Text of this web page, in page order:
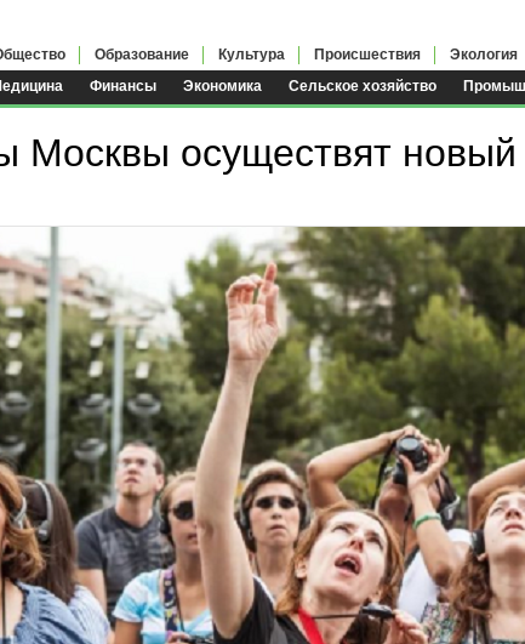
Финансы Экономика Сельское хозяйство
Образование Культура Происшествия Экология
Москвы осуществят новый